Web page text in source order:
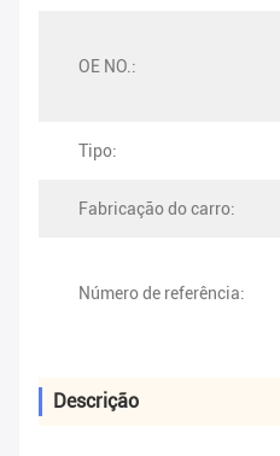
OE NO.:
Tipo:
Fabricação do carro:
Número de referência:
Descrição